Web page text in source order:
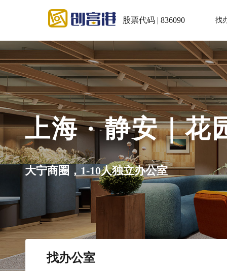
股票代码 | 836090 找
上海 · 静安｜花
大宁商圈，1-10人独立办公室
找办公室